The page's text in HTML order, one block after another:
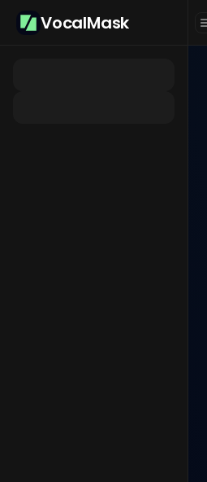
VocalMask